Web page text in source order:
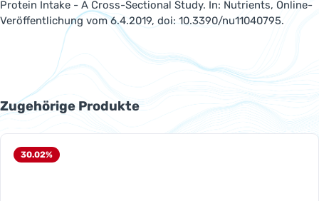
Protein Intake - A Cross-Sectional Study. In: Nutrients, Online-
Veröffentlichung vom 6.4.2019, doi: 10.3390/nu11040795.
Produktgalerie überspringen
Zugehörige Produkte
30.02%